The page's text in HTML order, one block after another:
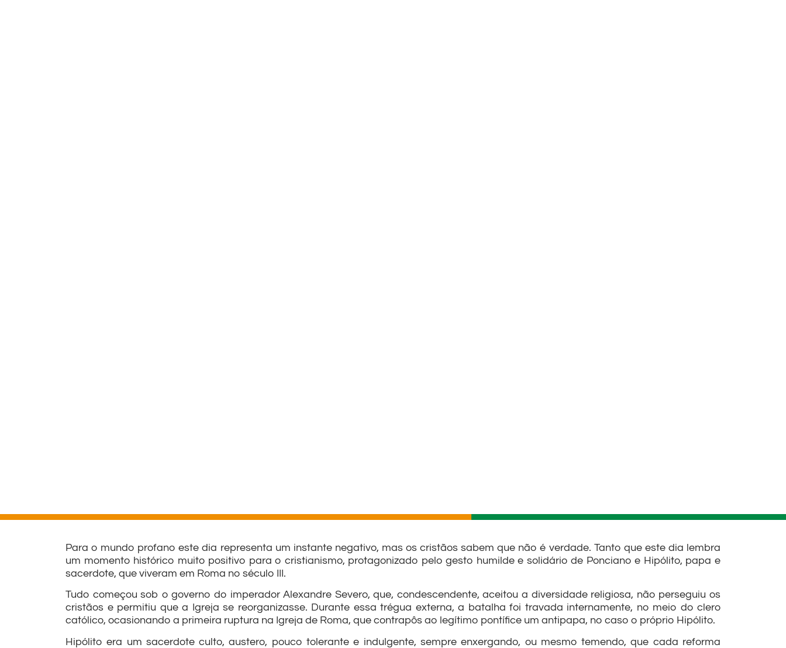
Para o mundo profano este dia representa um instante negativo, mas os cristãos sabem que não é verdade. Tanto que este dia lembra
um momento histórico muito positivo para o cristianismo, protagonizado pelo gesto humilde e solidário de Ponciano e Hipólito, papa e
sacerdote, que viveram em Roma no século III.
Tudo começou sob o governo do imperador Alexandre Severo, que, condescendente, aceitou a diversidade religiosa, não perseguiu os
cristãos e permitiu que a Igreja se reorganizasse. Durante essa trégua externa, a batalha foi travada internamente, no meio do clero
católico, ocasionando a primeira ruptura na Igreja de Roma, que contrapôs ao legítimo pontífice um antipapa, no caso o próprio Hipólito.
Hipólito era um sacerdote culto, austero, pouco tolerante e indulgente, sempre enxergando, ou mesmo temendo, que cada reforma